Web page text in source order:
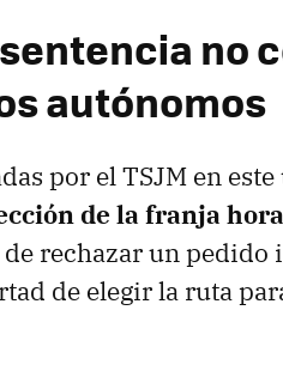
no
autónomos
por el TSJM en
de la franja
rechazar un pedido
de elegir la ruta